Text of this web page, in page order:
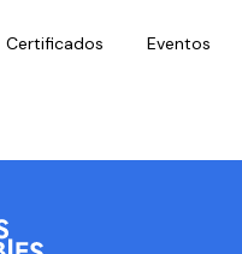
Certificados Eventos